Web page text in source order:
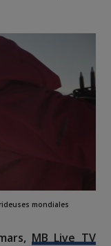
mondiales
,MB Live TV